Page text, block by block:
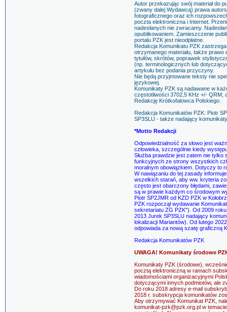
Autor przekazując swój materiał do
(zwany dalej Wydawcą) prawa
fotograficznego oraz ich
poczta elektroniczna i Internet.
nadesłanych nie zwracamy.
opublikowaniem. Zamieszczenie
portalu PZK jest nieodpłatne.
Redakcja Komunikatu PZK
otrzymanego materiału, także prawo
tytułów, skrótów, poprawek
(np. terminologicznych lub
artykułu bez podania przyczyny.
Nie będą przyjmowane teksty nie
językowej.
Komunikaty PZK są nadawane w
częstotliwości 3702,5 KHz +/- QRM,
Redakcję Krótkofalowca Polskiego.
Redakcja Komunikatów PZK: Piotr
SP3SLU - także nadający
*Motto Redakcji
Odpowiedzialność za słowo jest
człowieka, szczególnie kiedy
Służba prawdzie jest zatem nie tylko
funkcyjnych ze strony wszystkich
moralnym obowiązkiem. Dotyczy to
W nawiązaniu do tej zasady
wszelkich starań, aby ww. kryteria
często jest obarczony błędami,
są w prawie każdym co środowym
Piotr SP2JMR od KZD PZK w
PZK rozpoczął wydawanie
sekretariatu ZG PZK"). Od 2009
2013 Jurek SP3SLU nadający
lokalizacji Mariantów). Od lutego
odpowiada za nową szatę graficzną
Redakcja Komunikatów PZK
UWAGA! Komunikaty środowe
Komunikaty PZK (środowe),
pocztą elektroniczną w ramach
wiadomościami organizacyjnymi
dotyczącymi innych podmiotów, ale
Do roku 2018 adresy e-mail
2018 r. subskrypcja komunikatów
Aby otrzymywać Komunikat PZK,
komunikat-pzk@pzk.org.pl w